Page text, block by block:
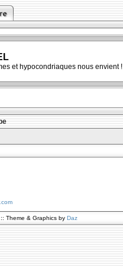
et hypocondriaques nous envient !
Theme & Graphics by Daz